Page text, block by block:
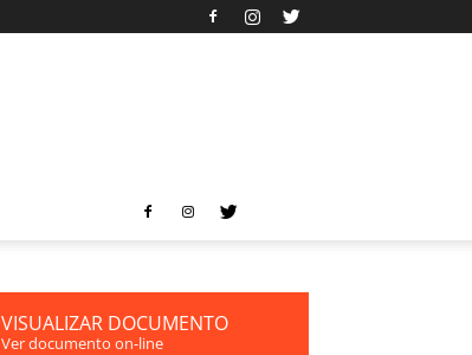
VISUALIZAR DOCUMENTO
Ver documento on-line